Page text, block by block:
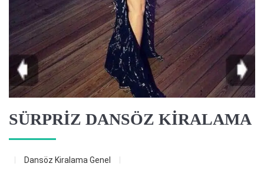
SÜRPRİZ DANSÖZ KİRALAMA
Dansöz Kiralama Genel